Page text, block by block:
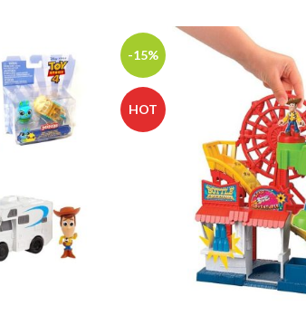
$ 2.210.
$ 1.990.
-15%
HOT